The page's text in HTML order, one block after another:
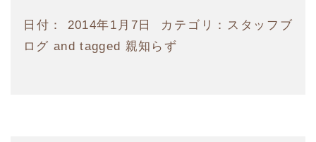
日付： 2014年1月7日 カテゴリ： スタッフブ
ログ and tagged 親知らず